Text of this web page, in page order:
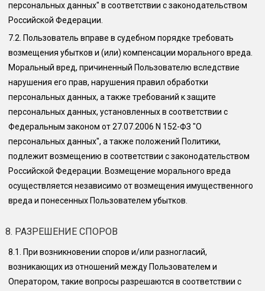
персональных данных" в соответствии с законодательством
Российской Федерации.
7.2. Пользователь вправе в судебном порядке требовать
возмещения убытков и (или) компенсации морального вреда.
Моральный вред, причиненный Пользователю вследствие
нарушения его прав, нарушения правил обработки
персональных данных, а также требований к защите
персональных данных, установленных в соответствии с
Федеральным законом от 27.07.2006 N 152-ФЗ "О
персональных данных", а также положений Политики,
подлежит возмещению в соответствии с законодательством
Российской Федерации. Возмещение морального вреда
осуществляется независимо от возмещения имущественного
вреда и понесенных Пользователем убытков.
8. РАЗРЕШЕНИЕ СПОРОВ
8.1.
При возникновении споров и/или разногласий,
возникающих из отношений между Пользователем и
Оператором, такие вопросы разрешаются в соответствии с